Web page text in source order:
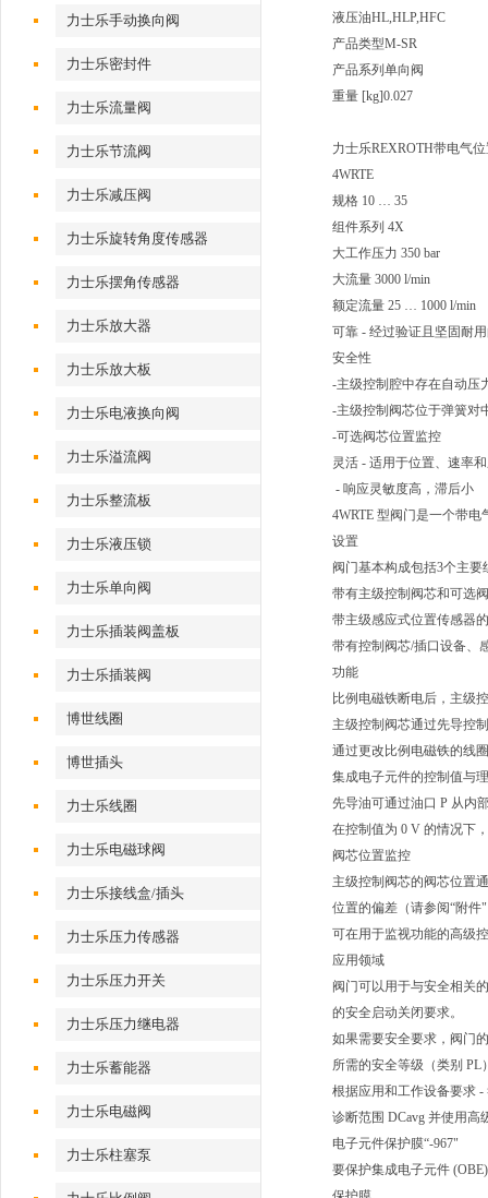
力士乐手动换向阀
力士乐密封件
力士乐流量阀
力士乐节流阀
力士乐减压阀
力士乐旋转角度传感器
力士乐摆角传感器
力士乐放大器
力士乐放大板
力士乐电液换向阀
力士乐溢流阀
力士乐整流板
力士乐液压锁
力士乐单向阀
力士乐插装阀盖板
力士乐插装阀
博世线圈
博世插头
力士乐线圈
力士乐电磁球阀
力士乐接线盒/插头
力士乐压力传感器
力士乐压力开关
力士乐压力继电器
力士乐蓄能器
力士乐电磁阀
力士乐柱塞泵
液压油HL,HLP,HFC
产品类型M-SR
产品系列单向阀
重量 [kg]0.027
力士乐REXROTH带电气
4WRTE
规格 10 … 35
组件系列 4X
大工作压力 350 bar
大流量 3000 l/min
额定流量 25 … 1000 l/min
可靠 - 经过验证且坚固耐
安全性
-主级控制腔中存在自动压
-主级控制阀芯位于弹簧对
-可选阀芯位置监控
灵活 - 适用于位置、速率
- 响应灵敏度高，滞后小
4WRTE 型阀门是一个带
设置
阀门基本构成包括3个主要
带有主级控制阀芯和可选
带主级感应式位置传感器
带有控制阀芯/插口设备、
功能
比例电磁铁断电后，主级
主级控制阀芯通过先导控
通过更改比例电磁铁的线
集成电子元件的控制值与
先导油可通过油口 P 从内
在控制值为 0 V 的情况下
阀芯位置监控
主级控制阀芯的阀芯位置
位置的偏差（请参阅“附件
可在用于监视功能的高级
应用领域
阀门可以用于与安全相关
的安全启动关闭要求。
如果需要安全要求，阀门
所需的安全等级（类别 PL
根据应用和工作设备要求 -
诊断范围 DCavg 并使用高
电子元件保护膜“-967"
要保护集成电子元件